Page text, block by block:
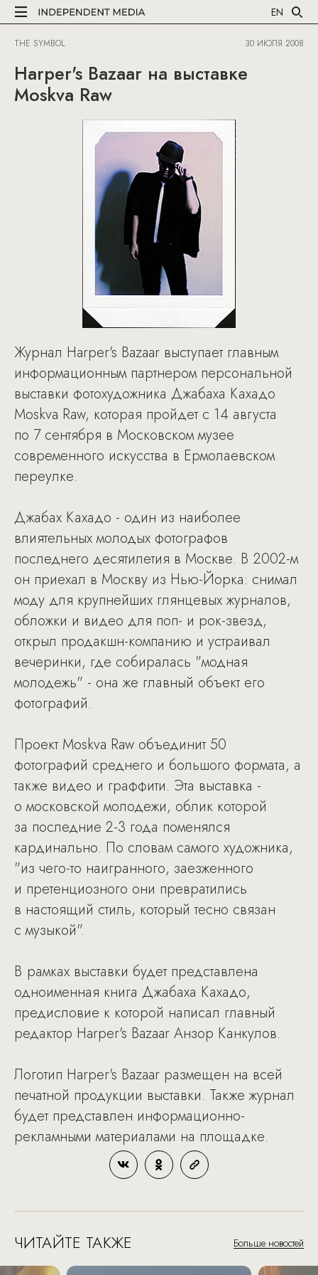
EN
THE SYMBOL 30 ИЮЛЯ 2008
Harper's Bazaar на выставке
Moskva Raw
Журнал Harper's Bazaar выступает главным
информационным партнером персональной
выставки фотохудожника Джабаха Кахадо
Moskva Raw, которая пройдет с 14 августа
по 7 сентября в Московском музее
современного искусства в Ермолаевском
переулке.
Джабах Кахадо - один из наиболее
влиятельных молодых фотографов
последнего десятилетия в Москве. В 2002-м
он приехал в Москву из Нью-Йорка: снимал
моду для крупнейших глянцевых журналов,
обложки и видео для поп- и рок-звезд,
открыл продакшн-компанию и устраивал
вечеринки, где собиралась "модная
молодежь" - она же главный объект его
фотографий.
Проект Moskva Raw объединит 50
фотографий среднего и большого формата, а
также видео и граффити. Эта выставка -
о московской молодежи, облик которой
за последние 2-3 года поменялся
кардинально. По словам самого художника,
"из чего-то наигранного, заезженного
и претенциозного они превратились
в настоящий стиль, который тесно связан
с музыкой".
В рамках выставки будет представлена
одноименная книга Джабаха Кахадо,
предисловие к которой написал главный
редактор Harper's Bazaar Анзор Канкулов.
Логотип Harper's Bazaar размещен на всей
печатной продукции выставки. Также журнал
будет представлен информационно-
рекламными материалами на площадке.
ЧИТАЙТЕ ТАКЖЕ Больше новостей